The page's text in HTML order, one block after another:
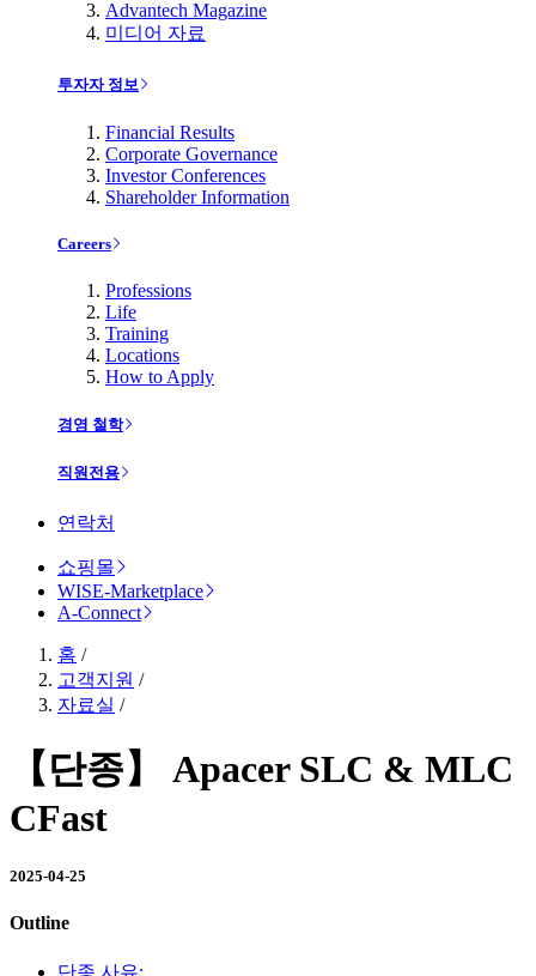
Advantech Magazine
미디어 자료
투자자 정보
Financial Results
Corporate Governance
Investor Conferences
Shareholder Information
Careers
Professions
Life
Training
Locations
How to Apply
경영 철학
직원전용
연락처
쇼핑몰
WISE-Marketplace
A-Connect
홈 /
고객지원 /
자료실 /
【단종】 Apacer SLC & MLC
CFast
2025-04-25
Outline
단종 사유: